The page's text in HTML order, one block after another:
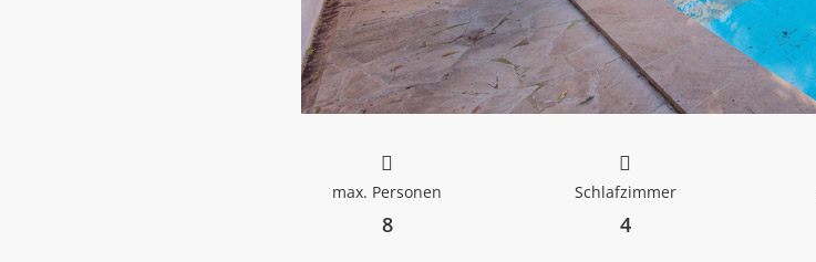
max. Personen
8
Schlafzimmer
4